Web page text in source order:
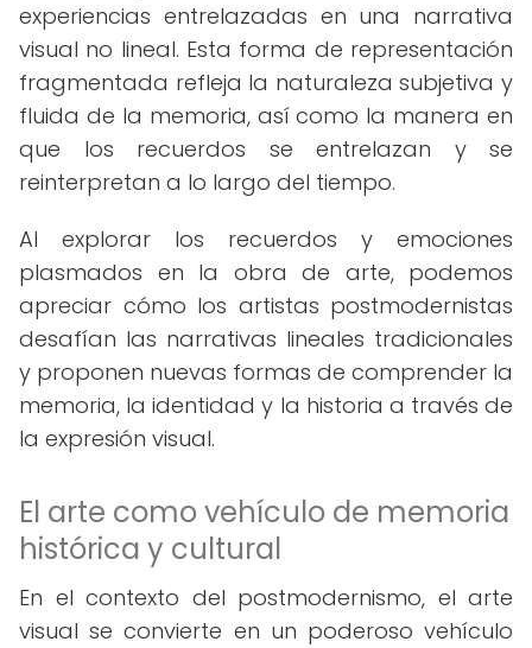
experiencias entrelazadas en una narrativa
visual no lineal. Esta forma de representación
fragmentada refleja la naturaleza subjetiva y
fluida de la memoria, así como la manera en
que los recuerdos se entrelazan y se
reinterpretan a lo largo del tiempo.
Al explorar los recuerdos y emociones
plasmados en la obra de arte, podemos
apreciar cómo los artistas postmodernistas
desafían las narrativas lineales tradicionales
y proponen nuevas formas de comprender la
memoria, la identidad y la historia a través de
la expresión visual.
El arte como vehículo de memoria
histórica y cultural
En el contexto del postmodernismo, el arte
visual se convierte en un poderoso vehículo